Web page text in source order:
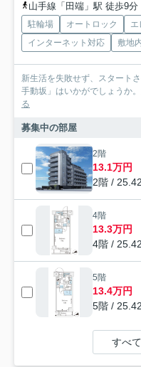
山手線「田端」駅 徒歩9分
駐輪場 オートロック エ
インターネット対応
敷地
新生活を失敗せず、スタート
手動坂」はいかがでしょうか
る
募集中の部屋
2階
13.1万円
2階 /
4階
13.3万円
4階 /
5階
13.4万円
5階 /
すべ